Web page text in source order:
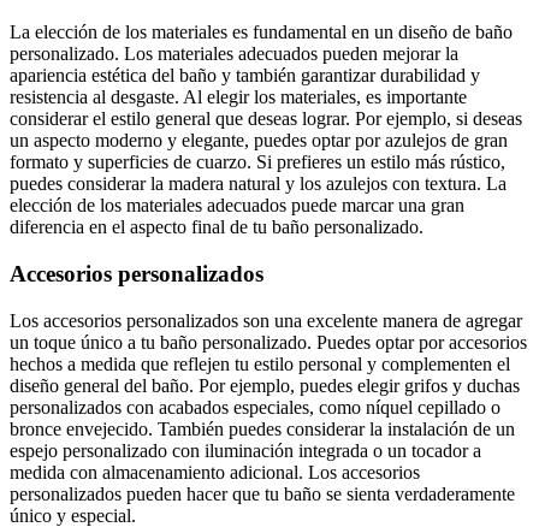
La elección de los materiales es fundamental en un diseño de baño
personalizado. Los materiales adecuados pueden mejorar la
apariencia estética del baño y también garantizar durabilidad y
resistencia al desgaste. Al elegir los materiales, es importante
considerar el estilo general que deseas lograr. Por ejemplo, si deseas
un aspecto moderno y elegante, puedes optar por azulejos de gran
formato y superficies de cuarzo. Si prefieres un estilo más rústico,
puedes considerar la madera natural y los azulejos con textura. La
elección de los materiales adecuados puede marcar una gran
diferencia en el aspecto final de tu baño personalizado.
Accesorios personalizados
Los accesorios personalizados son una excelente manera de agregar
un toque único a tu baño personalizado. Puedes optar por accesorios
hechos a medida que reflejen tu estilo personal y complementen el
diseño general del baño. Por ejemplo, puedes elegir grifos y duchas
personalizados con acabados especiales, como níquel cepillado o
bronce envejecido. También puedes considerar la instalación de un
espejo personalizado con iluminación integrada o un tocador a
medida con almacenamiento adicional. Los accesorios
personalizados pueden hacer que tu baño se sienta verdaderamente
único y especial.